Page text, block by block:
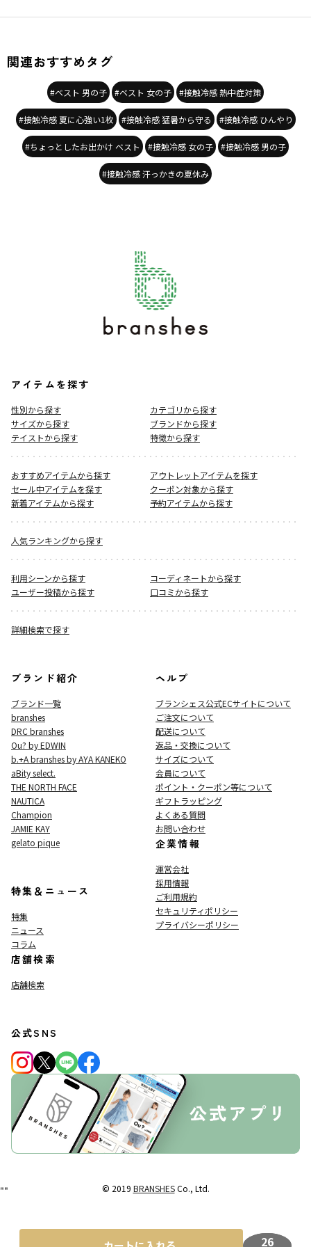
関連おすすめタグ
#ベスト 男の子 #ベスト 女の子 #接触冷感 熱中症対策
#接触冷感 夏に心強い1枚 #接触冷感 猛暑から守る #接触冷感 ひんやり
#ちょっとしたお出かけ ベスト #接触冷感 女の子 #接触冷感 男の子
#接触冷感 汗っかきの夏休み
26
アイテムを探す
性別から探す
カテゴリから探す
サイズから探す
ブランドから探す
テイストから探す
特徴から探す
おすすめアイテムから探す
アウトレットアイテムを探す
セール中アイテムを探す
クーポン対象から探す
新着アイテムから探す
予約アイテムから探す
人気ランキングから探す
利用シーンから探す
コーディネートから探す
ユーザー投稿から探す
口コミから探す
詳細検索で探す
ブランド紹介
ブランド一覧
branshes
DRC branshes
Ou? by EDWIN
b.+A branshes by AYA KANEKO
aBity select.
THE NORTH FACE
NAUTICA
Champion
JAMIE KAY
gelato pique
特集＆ニュース
特集
ニュース
コラム
店舗検索
店舗検索
ヘルプ
ブランシェス公式ECサイトについて
ご注文について
配送について
返品・交換について
サイズについて
会員について
ポイント・クーポン等について
ギフトラッピング
よくある質問
お問い合わせ
企業情報
運営会社
採用情報
ご利用規約
セキュリティポリシー
プライバシーポリシー
公式SNS
© 2019 BRANSHESCo., Ltd.
""